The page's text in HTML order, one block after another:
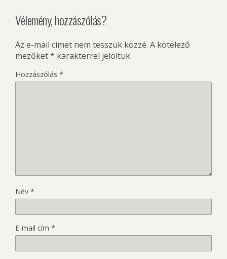
Vélemény, hozzászólás?
Az e-mail címet nem tesszük közzé. A kötelező
mezőket* karakterrel jelöltük
Hozzászólás *
Név *
E-mail cím *